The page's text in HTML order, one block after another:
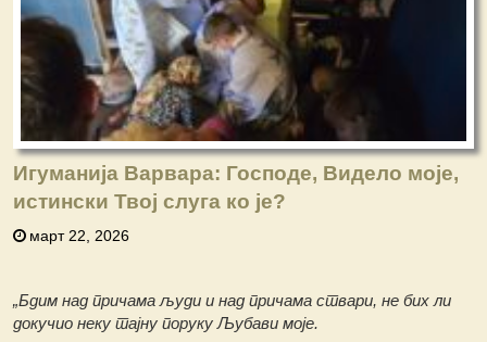
Игуманија Варвара: Господе, Видело моје,
истински Твој слуга ко је?
март 22, 2026
„Бдим над причама људи и над причама ствари, не бих ли
докучио неку тајну поруку Љубави моје.